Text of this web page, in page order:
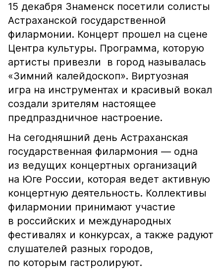
15 декабря Знаменск посетили солисты
Астраханской государственной
филармонии. Концерт прошел на сцене
Центра культуры. Программа, которую
артисты привезли в город называлась
«Зимний калейдоскоп». Виртуозная
игра на инструментах и красивый вокал
создали зрителям настоящее
предпраздничное настроение.
На сегодняшний день Астраханская
государственная филармония — одна
из ведущих концертных организаций
на Юге России, которая ведет активную
концертную деятельность. Коллективы
филармонии принимают участие
в российских и международных
фестивалях и конкурсах, а также радуют
слушателей разных городов,
по которым гастролируют.